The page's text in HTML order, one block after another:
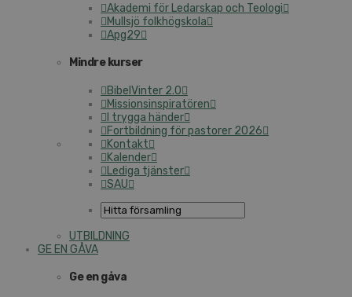
Akademi för Ledarskap och Teologi
Mullsjö folkhögskola
Apg29
Mindre kurser
BibelVinter 2.0
Missionsinspiratören
I trygga händer
Fortbildning för pastorer 2026
Kontakt
Kalender
Lediga tjänster
SAU
UTBILDNING
GE EN GÅVA
Ge en gåva